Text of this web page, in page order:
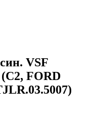
VSF
FORD